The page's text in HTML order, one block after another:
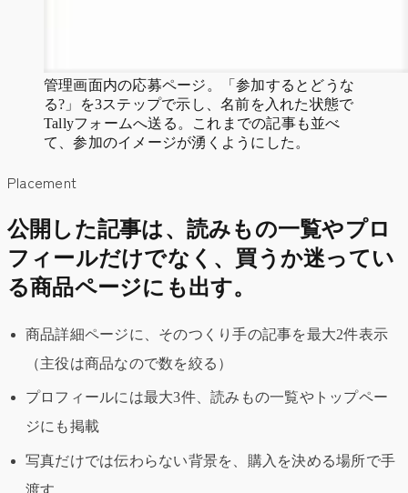
管理画面内の応募ページ。「参加するとどうな
る?」を3ステップで示し、名前を入れた状態で
Tallyフォームへ送る。これまでの記事も並べ
て、参加のイメージが湧くようにした。
Placement
公開した記事は、読みもの一覧やプロ
フィールだけでなく、買うか迷ってい
る商品ページにも出す。
商品詳細ページに、そのつくり手の記事を最大2件表示
（主役は商品なので数を絞る）
プロフィールには最大3件、読みもの一覧やトップペー
ジにも掲載
写真だけでは伝わらない背景を、購入を決める場所で手
渡す